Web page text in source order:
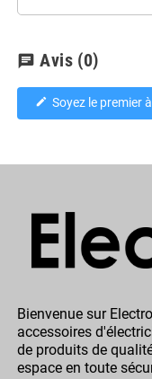
chat Avis (0)
edit Soyez le premier
Bienvenue sur
accessoires
de produits de
espace en toute